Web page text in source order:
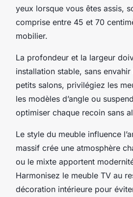
yeux lorsque vous êtes assis,
comprise entre 45 et 70
mobilier.
La profondeur et la largeur
installation stable, sans envahir
petits salons, privilégiez les
les modèles d’angle ou
optimiser chaque recoin sans
Le style du meuble influence
massif crée une atmosphère
ou le mixte apportent
Harmonisez le meuble TV au
décoration intérieure pour